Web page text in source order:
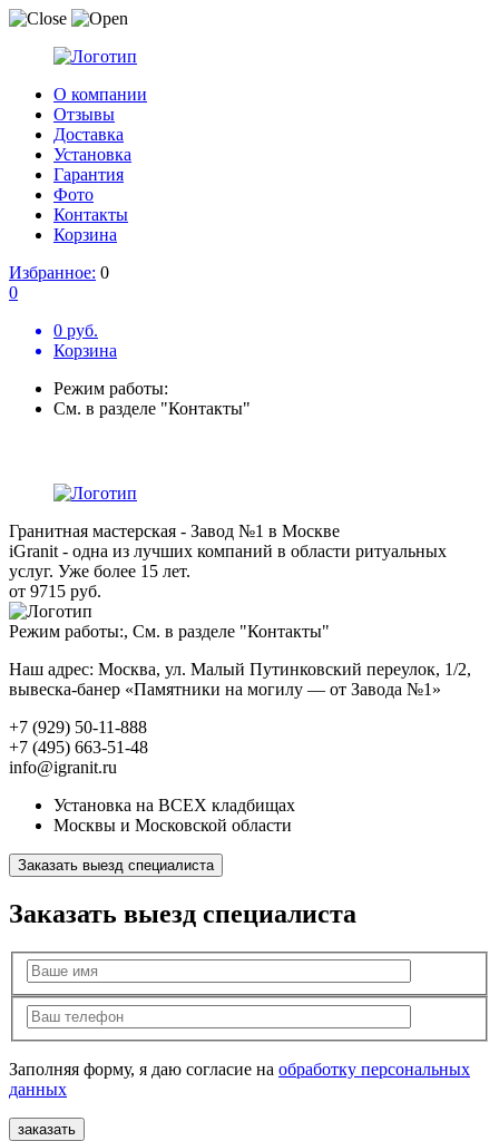
О компании
Отзывы
Доставка
Установка
Гарантия
Фото
Контакты
Корзина
Избранное: 0
0
0 руб.
Корзина
Режим работы:
См. в разделе "Контакты"
Гранитная мастерская - Завод №1 в Москве
iGranit - одна из лучших компаний в области ритуальных
услуг. Уже более 15 лет.
от 9715 руб.
Режим работы:, См. в разделе "Контакты"
Наш адрес: Москва, ул. Малый Путинковский переулок, 1/2,
вывеска-банер «Памятники на могилу — от Завода №1»
+7 (929) 50-11-888
+7 (495) 663-51-48
info@igranit.ru
Установка на ВСЕХ кладбищах
Москвы и Московской области
Заказать выезд специалиста
Заказать выезд специалиста
Заполняя форму, я даю согласие на обработку персональных
данных